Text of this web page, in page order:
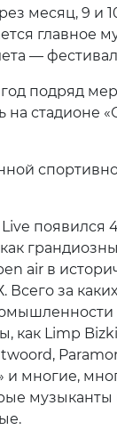
месяц, 9 и
главное
—
подряд
на стадионе
появился
air в
за
как Limp
и многие,
музыканты